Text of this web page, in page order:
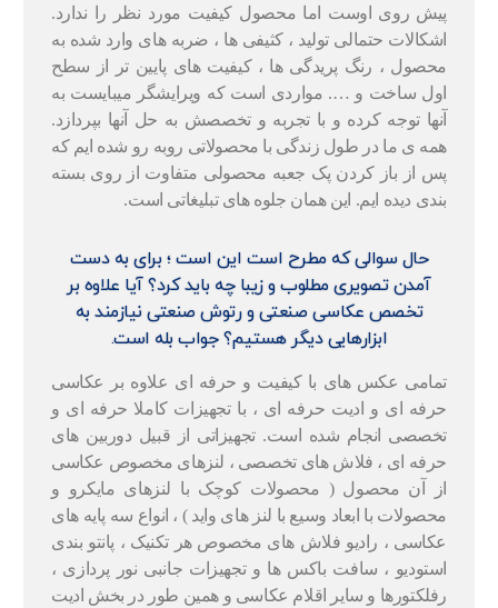
پیش روی اوست اما محصول کیفیت مورد نظر را ندارد.
اشکالات حتمالی تولید ، کثیفی ها ، ضربه های وارد شده به
محصول ، رنگ پریدگی ها ، کیفیت های پایین تر از سطح
اول ساخت و …. مواردی است که ویرایشگر میبایست به
آنها توجه کرده و با تجربه و تخصصش به حل آنها بپردازد.
همه ی ما در طول زندگی با محصولاتی روبه رو شده ایم که
پس از باز کردن پک جعبه محصولی متفاوت از روی بسته
بندی دیده ایم. این همان جلوه های تبلیغاتی است.
حال سوالی که مطرح است این است ؛ برای به دست
آمدن تصویری مطلوب و زیبا چه باید کرد؟ آیا علاوه بر
تخصص عکاسی صنعتی و رتوش صنعتی نیازمند به
ابزارهایی دیگر هستیم؟ جواب بله است.
تمامی عکس های با کیفیت و حرفه ای علاوه بر عکاسی
حرفه ای و ادیت حرفه ای ، با تجهیزات کاملا حرفه ای و
تخصصی انجام شده است. تجهیزاتی از قبیل دوربین های
حرفه ای ، فلاش های تخصصی ، لنزهای مخصوص عکاسی
از آن محصول ( محصولات کوچک با لنزهای مایکرو و
محصولات با ابعاد وسیع با لنز های واید ) ، انواع سه پایه های
عکاسی ، رادیو فلاش های مخصوص هر تکنیک ، پانتو بندی
استودیو ، سافت باکس ها و تجهیزات جانبی نور پردازی ،
رفلکتورها و سایر اقلام عکاسی و همین طور در بخش ادیت